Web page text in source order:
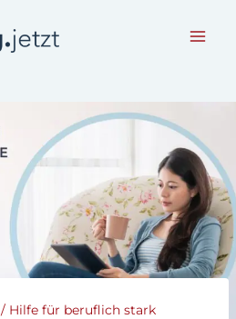
/ Hilfe für beruflich stark